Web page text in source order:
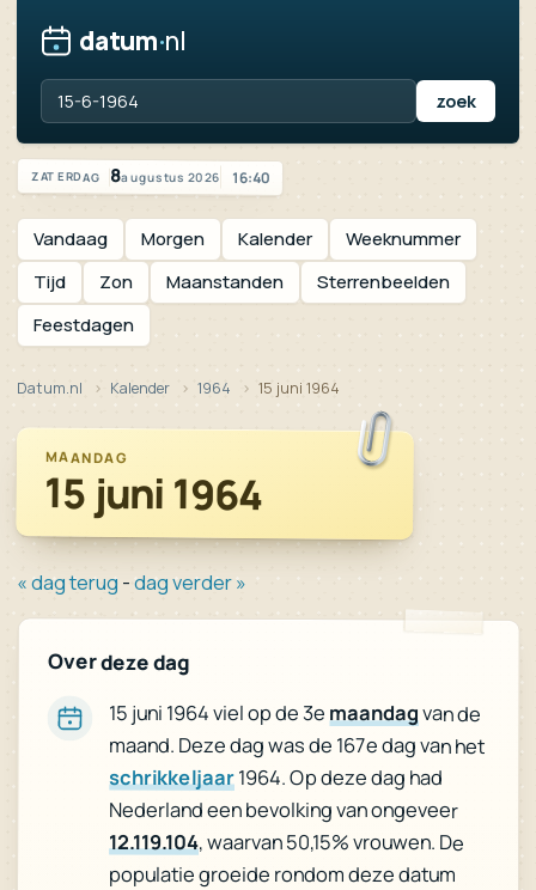
datum·nl
Vandaag is het zaterdag 8 augustus 2026
ZATERDAG 8augustus 2026 16:40
Vandaag Morgen Kalender
Weeknummer
Tijd
Zon Maanstanden
Sterrenbeelden
Feestdagen
Datum.nl Kalender 1964 15 juni 1964
MAANDAG
15 juni 1964
« dag terug -dag verder »
Over deze dag
15 juni 1964 viel op de 3e maandagvan de
maand. Deze dag was de 167e dag van het
schrikkeljaar1964. Op deze dag had
Nederland een bevolking van ongeveer
12.119.104, waarvan 50,15% vrouwen. De
populatie groeide rondom deze datum